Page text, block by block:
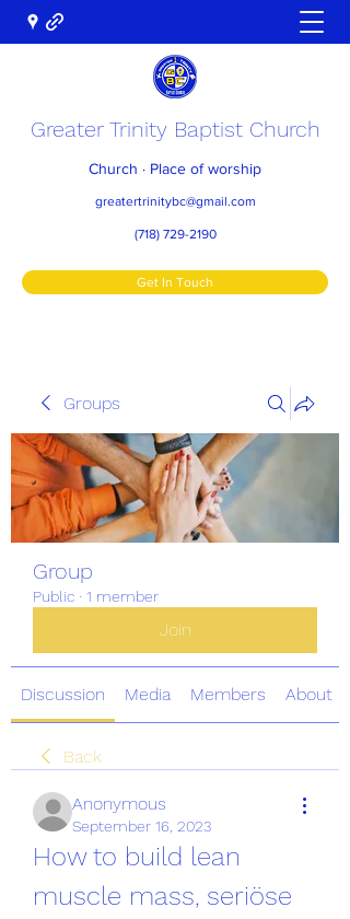
Greater Trinity Baptist Church
Church · Place of worship
greatertrinitybc@gmail.com
(718) 729-2190
Get In Touch
Groups
Group
Public · 1 member
Join
Discussion Media Members About
Back
Anonymous
September 16, 2023
How to build lean
muscle mass, seriöse